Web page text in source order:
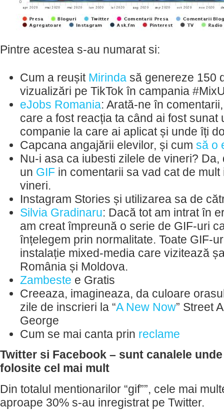
Pintre acestea s-au numarat si:
Cum a reușit Mirinda să genereze 150
vizualizări pe TikTok în campania
eJobs Romania: Arată-ne în
care a fost reacția ta când ai fost sunat
companie la care ai aplicat și unde îți
Capcana angajării elevilor, și cum să o
Nu-i asa ca iubesti zilele de vineri? Da,
un GIF in comentarii sa vad cat de
vineri.
Instagram Stories și utilizarea sa de
Silvia Gradinaru: Dacă tot am intrat în
am creat împreună o serie de GIF-uri
înțelegem prin normalitate. Toate GIF-
instalație mixed-media care vizitează
România și Moldova.
Zambeste e Gratis
Creeaza, imagineaza, da culoare
zile de inscrieri la “A New Now” Street
George
Cum se mai canta prin reclame
Twitter si Facebook – sunt canalele
folosite cel mai mult
Din totalul mentionarilor “gif””, cele mai
aproape 30% s-au inregistrat pe Twitter.